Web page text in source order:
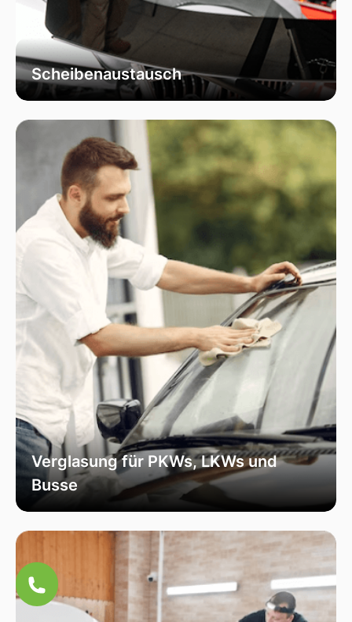
Scheibenaustausch
Bei uns erhalten Sie einen fachgerechten
Fahrzeugscheiben. Wir verwenden
ausschließlich hochwertiges Autoglas, das
speziell für Ihr Fahrzeugmodell geeignet ist, um
optimale Sicht und Sicherheit zu garantieren.
Verglasung für PKWs, LKWs und
Busse
Unsere Verglasungsdienste umfassen alle
Lastkraftwagen bis hin zu Bussen. Wir sorgen
für eine fachmännische Installation und hohe
Qualität, um die Sicherheit und Funktionalität
Ihres Fahrzeugs zu erhöhen.